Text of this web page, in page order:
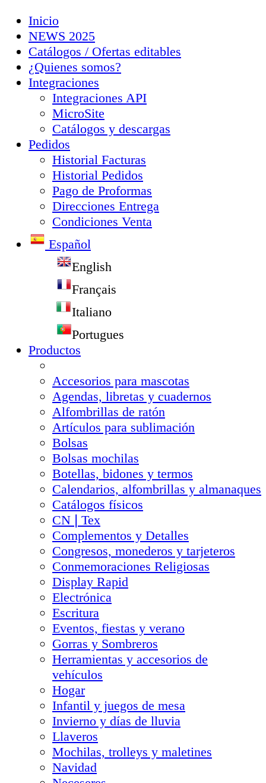
Inicio
NEWS 2025
Catálogos / Ofertas editables
¿Quienes somos?
Integraciones
Integraciones API
MicroSite
Catálogos y descargas
Pedidos
Historial Facturas
Historial Pedidos
Pago de Proformas
Direcciones Entrega
Condiciones Venta
Español
English
Français
Italiano
Portugues
Productos
Accesorios para mascotas
Agendas, libretas y cuadernos
Alfombrillas de ratón
Artículos para sublimación
Bolsas
Bolsas mochilas
Botellas, bidones y termos
Calendarios, alfombrillas y almanaques
Catálogos físicos
CN❘Tex
Complementos y Detalles
Congresos, monederos y tarjeteros
Conmemoraciones Religiosas
Display Rapid
Electrónica
Escritura
Eventos, fiestas y verano
Gorras y Sombreros
Herramientas y accesorios de
vehículos
Hogar
Infantil y juegos de mesa
Invierno y días de lluvia
Llaveros
Mochilas, trolleys y maletines
Navidad